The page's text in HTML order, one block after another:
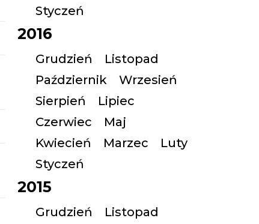
Styczeń
2016
Grudzień
Listopad
Październik
Wrzesień
Sierpień
Lipiec
Czerwiec
Maj
Kwiecień
Marzec
Luty
Styczeń
2015
Grudzień
Listopad